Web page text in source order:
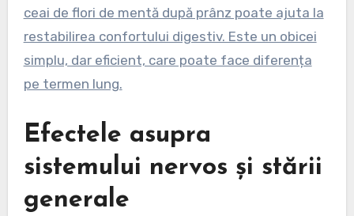
ceai de flori de mentă după prânz poate ajuta la
restabilirea confortului digestiv. Este un obicei
simplu, dar eficient, care poate face diferența
pe termen lung.
Efectele asupra
sistemului nervos și stării
generale